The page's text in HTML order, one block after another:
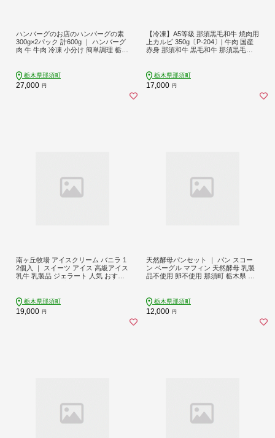
ハンバーグのお店のハンバーグの素
300g×2パック 計600g ｜ ハンバーグ
肉 牛 牛肉 冷凍 小分け 簡単調理 栃木
栃木県那須町
27,000 円
【冷凍】A5等級 那須黒毛和牛 焼肉用
上カルビ 350g〔P-204〕| 牛肉 国産
赤身 那須和牛 黒毛和牛 那須黒毛和
キ 夜ご飯 夜ごはん 晩ご飯 晩ごはん
お取り寄せグルメ お中元 御中元 お
歳暮 贈答 贈り物 ギフト プレゼント
栃木県那須町
17,000 円
南ヶ丘牧場 アイスクリーム バニラ 1
2個入 ｜ スイーツ アイス 高級アイス
乳牛 乳製品 ジェラート 人気 おすす
栃木県那須町
19,000 円
天然酵母パンセット ｜ パン スコー
ン ベーグル マフィン 天然酵母 乳製
品不使用 卵不使用 那須町 栃木県 〔P
栃木県那須町
12,000 円